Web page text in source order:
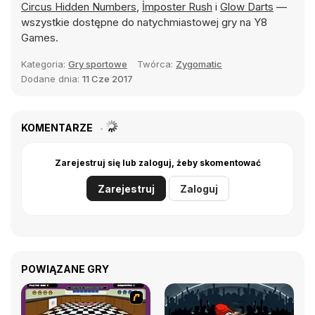
Circus Hidden Numbers, İmposter Rush i Glow Darts —
wszystkie dostępne do natychmiastowej gry na Y8
Games.
Kategoria: Gry sportowe Twórca: Zygomatic
Dodane dnia: 11 Cze 2017
KOMENTARZE
Zarejestruj się lub zaloguj, żeby skomentować
Zarejestruj Zaloguj
POWIĄZANE GRY